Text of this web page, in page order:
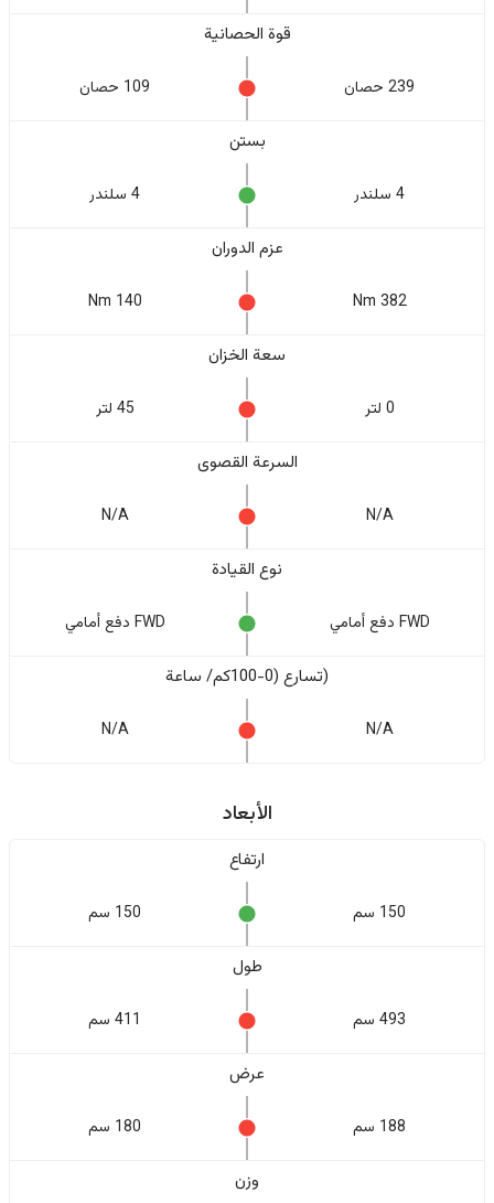
قوة الحصانية
239 حصان 109 حصان
بستن
4 سلندر 4 سلندر
عزم الدوران
382 Nm
140 Nm
سعة الخزان
0 لتر 45 لتر
السرعة القصوى
N/A
N/A
نوع القيادة
FWD دفع أمامي FWD دفع أمامي
(تسارع (0-100كم/ ساعة
N/A
N/A
الأبعاد
ارتفاع
150 سم 150 سم
طول
493 سم 411 سم
عرض
188 سم 180 سم
وزن